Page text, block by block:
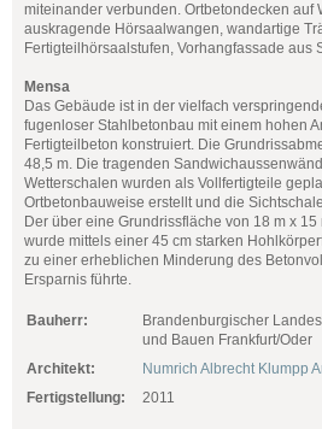
miteinander verbunden. Ortbetondecken auf
auskragende Hörsaalwangen, wandartige
Fertigteilhörsaalstufen, Vorhangfassade aus
Mensa
Das Gebäude ist in der vielfach
fugenloser Stahlbetonbau mit einem hohen
Fertigteilbeton konstruiert. Die
48,5 m. Die tragenden
Wetterschalen wurden als Vollfertigteile
Ortbetonbauweise erstellt und die
Der über eine Grundrissfläche von 18 m x
wurde mittels einer 45 cm starken
zu einer erheblichen Minderung des
Ersparnis führte.
Bauherr:
Brandenburgischer
und Bauen Frankfurt/Oder
Architekt:
Numrich Albrecht Klumpp
Fertigstellung:
2011